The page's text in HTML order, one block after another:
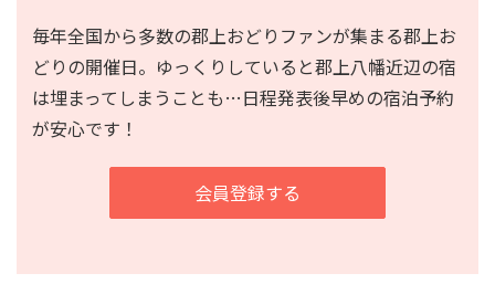
毎年全国から多数の郡上おどりファンが集まる郡上お
どりの開催日。 ゆっくりしていると郡上八幡近辺の宿
は埋まってしまうことも…日程発表後早めの宿泊予約
が安心です！
会員登録する